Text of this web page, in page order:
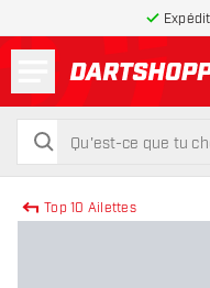
retour
rechercher
rechercher
Top 10 Ailettes